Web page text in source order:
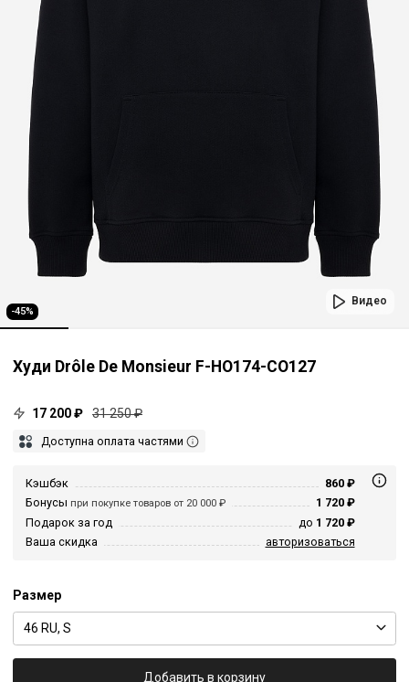
-45%
Видео
Худи Drôle De Monsieur F-HO174-CO127
17 200 ₽ 31 250 ₽
Доступна оплата частями
Кэшбэк
860 ₽
Бонусы при покупке товаров от 20 000 ₽
1 720 ₽
Подарок за год
до 1 720 ₽
Ваша скидка
авторизоваться
Размер
46 RU, S
Добавить в корзину